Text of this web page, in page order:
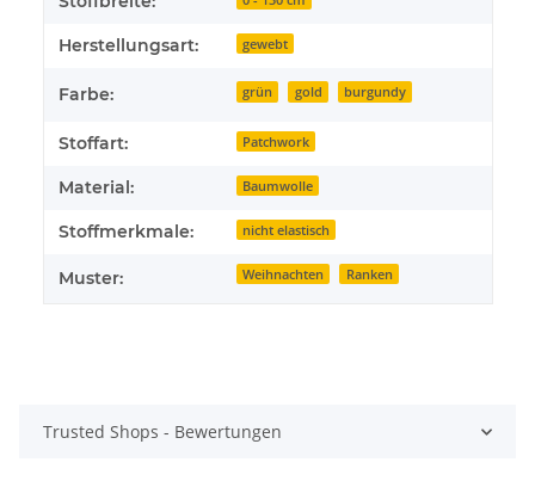
Herstellungsart: gewebt
Farbe: grün gold burgundy
Stoffart: Patchwork
Material: Baumwolle
Stoffmerkmale: nicht elastisch
Muster: Weihnachten Ranken
Trusted Shops - Bewertungen